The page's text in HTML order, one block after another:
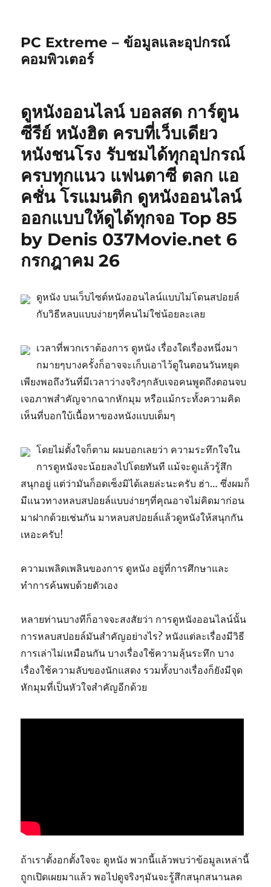
PC Extreme – ข้อมูลและอุปกรณ์
คอมพิวเตอร์
ดูหนังออนไลน์ บอลสด การ์ตูน
ซีรีย์ หนังฮิต ครบที่เว็บเดียว
หนังชนโรง รับชมได้ทุกอุปกรณ์
ครบทุกแนว แฟนตาซี ตลก แอ
คชั่น โรแมนติก ดูหนังออนไลน์
ออกแบบให้ดูได้ทุกจอ Top 85
by Denis 037Movie.net 6
กรกฎาคม 26
ดูหนัง บนเว็บไซต์หนังออนไลน์แบบไม่โดนสปอยล์
กับวิธีหลบแบบง่ายๆที่คนไม่ใช่น้อยละเลย
เวลาที่พวกเราต้องการ ดูหนัง เรื่องใดเรื่องหนึ่งมา
กมายๆบางครั้งก็อาจจะเก็บเอาไว้ดูในตอนวันหยุด
เพียงพอถึงวันที่มีเวลาว่างจริงๆกลับเจอคนพูดถึงตอนจบ
เจอภาพสำคัญจากฉากหักมุม หรือแม้กระทั้งความคิด
เห็นที่บอกใบ้เนื้อหาของหนังแบบเต็มๆ
โดยไม่ตั้งใจก็ตาม ผมบอกเลยว่า ความระทึกใจใน
การดูหนังจะน้อยลงไปโดยทันที แม้จะดูแล้วรู้สึก
สนุกอยู่ แต่ว่ามันก็อดเซ็งมิได้เลยล่ะนะครับ ฮ่า… ซึ่งผมก็
มีแนวทางหลบสปอยล์แบบง่ายๆที่คุณอาจไม่คิดมาก่อน
มาฝากด้วยเช่นกัน มาหลบสปอยล์แล้วดูหนังให้สนุกกัน
เหอะครับ!
ความเพลิดเพลินของการ ดูหนัง อยู่ที่การศึกษาและ
ทำการค้นพบด้วยตัวเอง
หลายท่านบางทีก็อาจจะสงสัยว่า การดูหนังออนไลน์นั้น
การหลบสปอยล์มันสำคัญอย่างไร? หนังแต่ละเรื่องมีวิธี
การเล่าไม่เหมือนกัน บางเรื่องใช้ความลุ้นระทึก บาง
เรื่องใช้ความลับของนักแสดง รวมทั้งบางเรื่องก็ยังมีจุด
หักมุมที่เป็นหัวใจสำคัญอีกด้วย
ถ้าเราตั้งอกตั้งใจจะ ดูหนัง พวกนี้แล้วพบว่าข้อมูลเหล่านี้
ถูกเปิดเผยมาแล้ว พอไปดูจริงๆมันจะรู้สึกสนุกสนานลด